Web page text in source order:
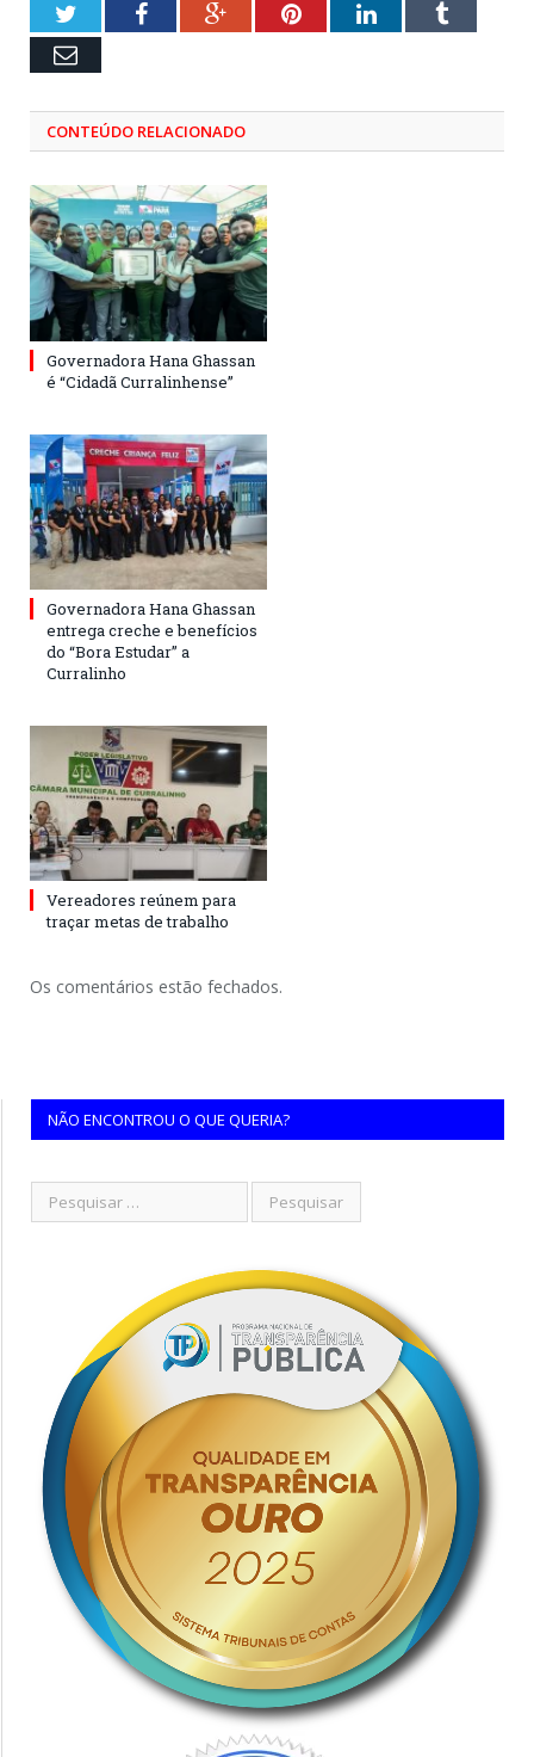
TwitterFacebookGoogle+PinterestLinkedInTumblr
Email
CONTEÚDO RELACIONADO
Governadora Hana Ghassan
é “Cidadã Curralinhense”
Governadora Hana Ghassan
entrega creche e benefícios
do “Bora Estudar” a
Curralinho
Vereadores reúnem para
traçar metas de trabalho
Os comentários estão fechados.
NÃO ENCONTROU O QUE QUERIA?